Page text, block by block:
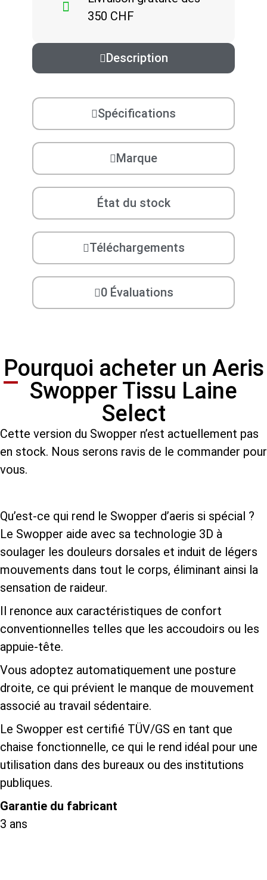
350 CHF
Description
Spécifications
Marque
État du stock
Téléchargements
0 Évaluations
Pourquoi acheter un Aeris
Swopper Tissu Laine
Select
Cette version du Swopper n’est actuellement pas
en stock. Nous serons ravis de le commander pour
vous.
Qu’est-ce qui rend le Swopper d’aeris si spécial ?
Le Swopper aide avec sa technologie 3D à
soulager les douleurs dorsales et induit de légers
mouvements dans tout le corps, éliminant ainsi la
sensation de raideur.
Il renonce aux caractéristiques de confort
conventionnelles telles que les accoudoirs ou les
appuie-tête.
Vous adoptez automatiquement une posture
droite, ce qui prévient le manque de mouvement
associé au travail sédentaire.
Le Swopper est certifié TÜV/GS en tant que
chaise fonctionnelle, ce qui le rend idéal pour une
utilisation dans des bureaux ou des institutions
publiques.
Garantie du fabricant
3 ans